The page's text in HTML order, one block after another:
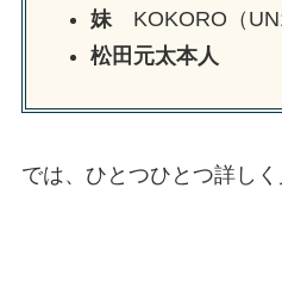
妹KOKORO（
松田元太本人
では、ひとつひとつ詳しく